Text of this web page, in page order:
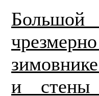
Большой
и стены